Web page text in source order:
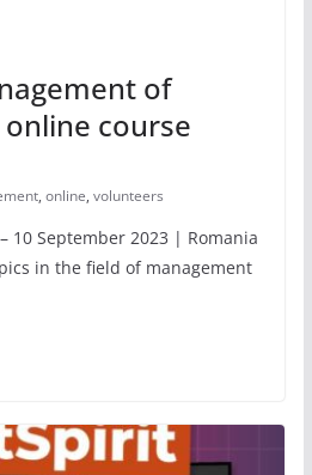
of
course
, online, volunteers
10 September 2023 | Romania
in the field of management